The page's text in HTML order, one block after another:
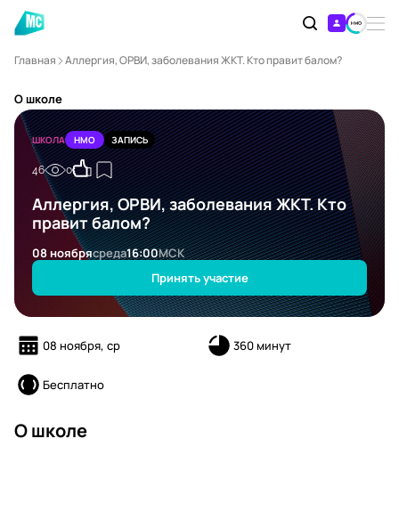
Главная Аллергия, ОРВИ, заболевания ЖКТ. Кто правит балом?
О школе
ШКОЛА НМО ЗАПИСЬ
46 0
Аллергия, ОРВИ, заболевания ЖКТ. Кто
правит балом?
08 ноябрясреда16:00МСК
Принять участие
08 ноября, ср 360 минут
Бесплатно
О школе